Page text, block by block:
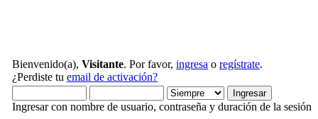
Bienvenido(a), Visitante. Por favor, ingresa o regístrate.
¿Perdiste tu email de activación?
Ingresar con nombre de usuario, contraseña y duración de la sesión